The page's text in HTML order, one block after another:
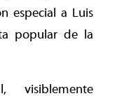
especial a Luis
popular de la
visiblemente